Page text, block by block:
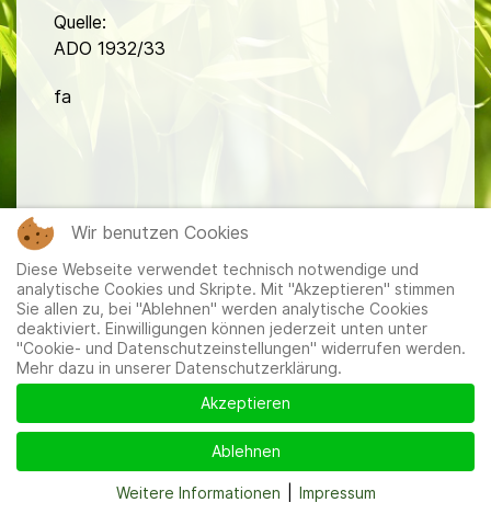
Quelle:
ADO 1932/33
fa
Mitglieder Impressum Datenschutzerklärung
Cookie-
und Datenschutzeinstellungen
Wir benutzen Cookies
Diese Webseite verwendet technisch notwendige und
analytische Cookies und Skripte. Mit "Akzeptieren" stimmen
Sie allen zu, bei "Ablehnen" werden analytische Cookies
deaktiviert. Einwilligungen können jederzeit unten unter
"Cookie- und Datenschutzeinstellungen" widerrufen werden.
Mehr dazu in unserer Datenschutzerklärung.
Akzeptieren
Ablehnen
Weitere Informationen Impressum